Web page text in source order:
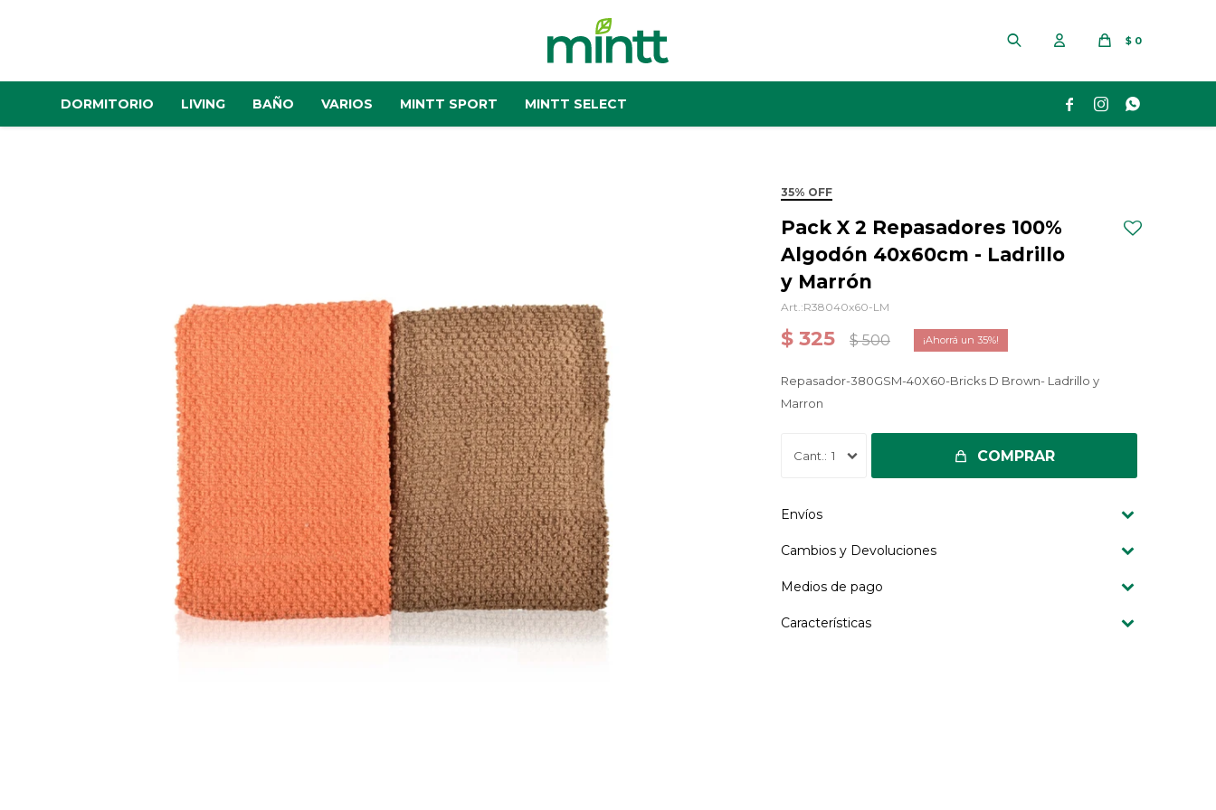
DORMITORIO LIVING BAÑO VARIOS MINTT SPORT MINTT SELECT
$ 0
  
35% OFF
Pack X 2 Repasadores 100%
Algodón 40x60cm - Ladrillo
y Marrón
R38040x60-LM
$ 325 $ 500 35
Repasador-380GSM-40X60-Bricks D Brown- Ladrillo y
Marron
1 COMPRAR
Envíos
Cambios y Devoluciones
Medios de pago
Características